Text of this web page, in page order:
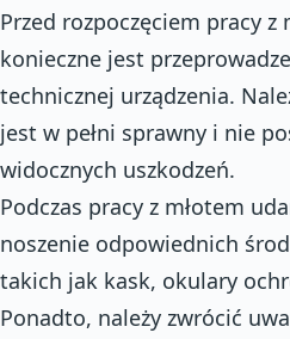
Przed rozpoczęciem pracy z
konieczne jest
technicznej urządzenia.
jest w pełni sprawny i nie
widocznych uszkodzeń.
Podczas pracy z młotem
noszenie odpowiednich
takich jak kask, okulary
Ponadto, należy zwrócić